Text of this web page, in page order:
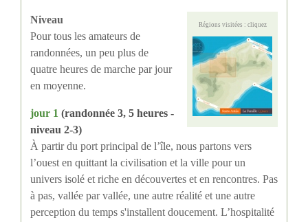
Régions visitées : cliquez
Niveau
Pour tous les amateurs de
randonnées, un peu plus de
quatre heures de marche par jour
en moyenne.
jour 1 (randonnée 3, 5 heures -
niveau 2-3)
À partir du port principal de l’île, nous partons vers
l’ouest en quittant la civilisation et la ville pour un
univers isolé et riche en découvertes et en rencontres. Pas
à pas, vallée par vallée, une autre réalité et une autre
perception du temps s'installent doucement. L’hospitalité